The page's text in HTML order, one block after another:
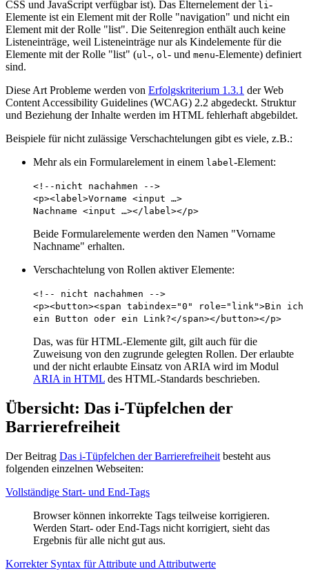
CSS und JavaScript verfügbar ist). Das Elternelement der li-
Elemente ist ein Element mit der Rolle "navigation" und nicht ein
Element mit der Rolle "list". Die Seitenregion enthält auch keine
Listeneinträge, weil Listeneinträge nur als Kindelemente für die
Elemente mit der Rolle "list" (ul-, ol- und menu-Elemente) definiert
sind.
Diese Art Probleme werden von Erfolgskriterium 1.3.1 derWeb
Content Accessibility Guidelines (WCAG) 2.2 abgedeckt. Struktur
und Beziehung der Inhalte werden im HTML fehlerhaft abgebildet.
Beispiele für nicht zulässige Verschachtelungen gibt es viele, z.B.:
Mehr als ein Formularelement in einem label-Element:
<!--nicht nachahmen -->
<p><label>Vorname <input …>
Nachname <input …></label></p>
Beide Formularelemente werden den Namen "Vorname
Nachname" erhalten.
Verschachtelung von Rollen aktiver Elemente:
<!-- nicht nachahmen -->
<p><button><span tabindex="0" role="link">Bin ich
ein Button oder ein Link?</span></button></p>
Das, was für HTML-Elemente gilt, gilt auch für die
Zuweisung von den zugrunde gelegten Rollen. Der erlaubte
und der nicht erlaubte Einsatz von ARIA wird im Modul
ARIA in HTML des HTML-Standards beschrieben.
Übersicht: Das i-Tüpfelchen der
Barrierefreiheit
Der Beitrag Das i-Tüpfelchen der Barrierefreiheit besteht aus
folgenden einzelnen Webseiten:
Vollständige Start- und End-Tags
Browser können inkorrekte Tags teilweise korrigieren.
Werden Start- oder End-Tags nicht korrigiert, sieht das
Ergebnis für alle nicht gut aus.
Korrekter Syntax für Attribute und Attributwerte